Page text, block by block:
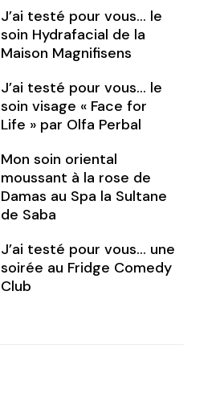
J’ai testé pour vous… le
soin Hydrafacial de la
Maison Magnifisens
J’ai testé pour vous… le
soin visage « Face for
Life » par Olfa Perbal
Mon soin oriental
moussant à la rose de
Damas au Spa la Sultane
de Saba
J’ai testé pour vous… une
soirée au Fridge Comedy
Club